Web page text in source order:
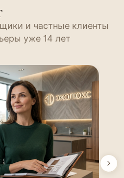
и частные клиенты
уже 14 лет